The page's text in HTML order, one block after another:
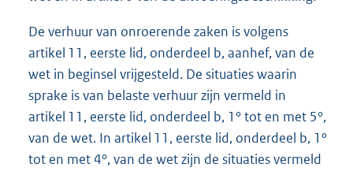
De verhuur van onroerende zaken is volgens
artikel 11, eerste lid, onderdeel b, aanhef, van de
wet in beginsel vrijgesteld. De situaties waarin
sprake is van belaste verhuur zijn vermeld in
artikel 11, eerste lid, onderdeel b, 1° tot en met 5°,
van de wet. In artikel 11, eerste lid, onderdeel b, 1°
tot en met 4°, van de wet zijn de situaties vermeld